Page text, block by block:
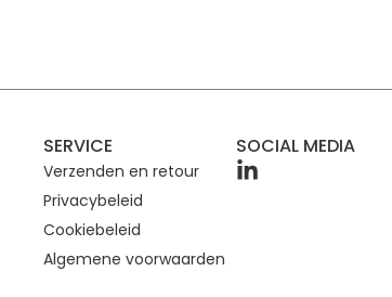
SERVICE
Verzenden en retour
Privacybeleid
Cookiebeleid
Algemene voorwaarden
SOCIAL MEDIA